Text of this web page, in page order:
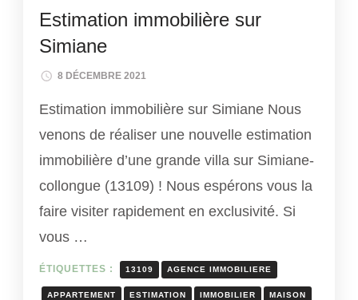
Estimation immobilière sur
Simiane
8 DÉCEMBRE 2021
Estimation immobilière sur Simiane Nous
venons de réaliser une nouvelle estimation
immobilière d’une grande villa sur Simiane-
collongue (13109) ! Nous espérons vous la
faire visiter rapidement en exclusivité. Si
vous …
ÉTIQUETTES : 13109 AGENCE IMMOBILIERE
APPARTEMENT ESTIMATION IMMOBILIER MAISON